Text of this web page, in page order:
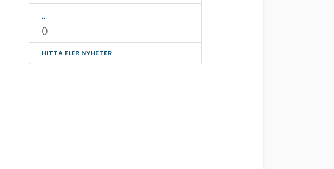
""
()
HITTA FLER NYHETER